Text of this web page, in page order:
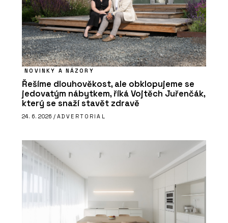
NOVINKY A NÁZORY
Řešíme dlouhověkost, ale obklopujeme se
jedovatým nábytkem, říká Vojtěch Juřenčák,
který se snaží stavět zdravě
24. 6. 2026 / ADVERTORIAL